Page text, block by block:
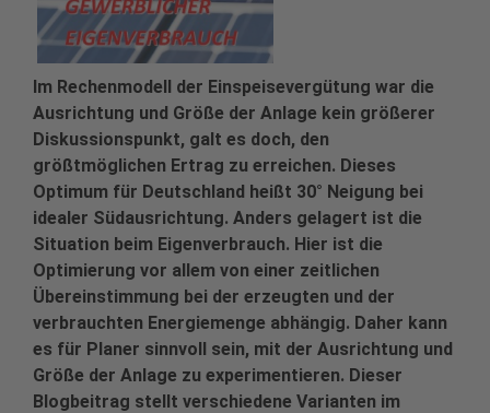
Im Rechenmodell der Einspeisevergütung war die
Ausrichtung und Größe der Anlage kein größerer
Diskussionspunkt, galt es doch, den
größtmöglichen Ertrag zu erreichen. Dieses
Optimum für Deutschland heißt 30° Neigung bei
idealer Südausrichtung. Anders gelagert ist die
Situation beim Eigenverbrauch. Hier ist die
Optimierung vor allem von einer zeitlichen
Übereinstimmung bei der erzeugten und der
verbrauchten Energiemenge abhängig. Daher kann
es für Planer sinnvoll sein, mit der Ausrichtung und
Größe der Anlage zu experimentieren. Dieser
Blogbeitrag stellt verschiedene Varianten im